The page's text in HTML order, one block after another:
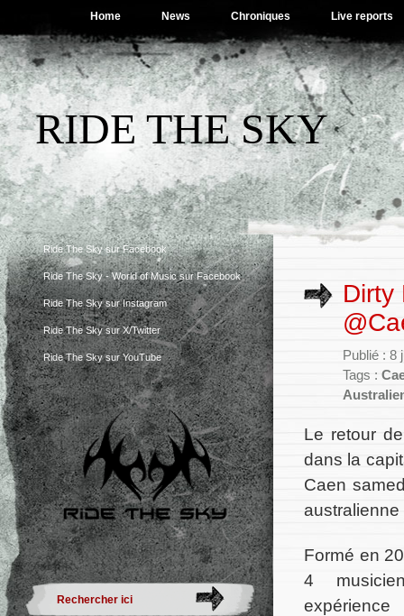
Home News Chroniques Live reports
RIDE THE SKY
Ride The Sky sur Facebook
Ride The Sky - World of Music sur Facebook
Ride The Sky sur Instagram
Ride The Sky sur X/Twitter
Ride The Sky sur YouTube
Dirty
Publié : 8
Tags :
Le retour
dans la
Caen
australienne
Formé en
4